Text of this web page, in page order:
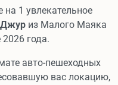
на 1 увлекательное
из Малого Маяка
2026 года.
авто-пешеходных
вас локацию,